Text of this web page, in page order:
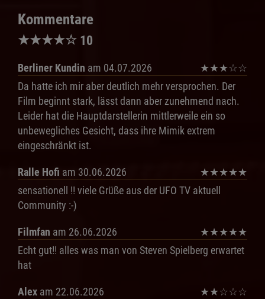
Kommentare
★★★★☆ 10
Berliner Kundin am 04.07.2026 ★★★☆☆
Da hatte ich mir aber deutlich mehr versprochen. Der
Film beginnt stark, lässt dann aber zunehmend nach.
Leider hat die Hauptdarstellerin mittlerweile ein so
unbewegliches Gesicht, dass ihre Mimik extrem
eingeschränkt ist.
Ralle Hofi am 30.06.2026 ★★★★★
sensationell !! viele Grüße aus der UFO TV aktuell
Community :-)
Filmfan am 26.06.2026 ★★★★★
Echt gut!! alles was man von Steven Spielberg erwartet
hat
Alex am 22.06.2026 ★★☆☆☆